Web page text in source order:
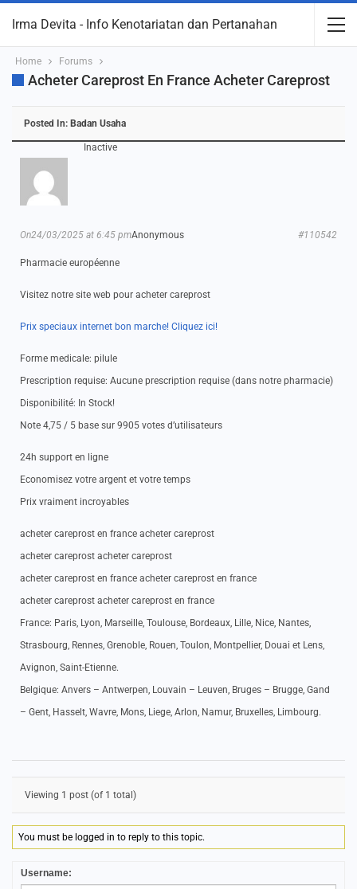
Irma Devita - Info Kenotariatan dan Pertanahan
Home Forums
Acheter Careprost En France Acheter Careprost
Posted In: Badan Usaha
Inactive
Anonymous
On24/03/2025 at 6:45 pm #110542
Pharmacie européenne
Visitez notre site web pour acheter careprost
Prix speciaux internet bon marche! Cliquez ici!
Forme medicale: pilule
Prescription requise: Aucune prescription requise (dans notre pharmacie)
Disponibilité: In Stock!
Note 4,75 / 5 base sur 9905 votes d’utilisateurs
24h support en ligne
Economisez votre argent et votre temps
Prix vraiment incroyables
acheter careprost en france acheter careprost
acheter careprost acheter careprost
acheter careprost en france acheter careprost en france
acheter careprost acheter careprost en france
France: Paris, Lyon, Marseille, Toulouse, Bordeaux, Lille, Nice, Nantes,
Strasbourg, Rennes, Grenoble, Rouen, Toulon, Montpellier, Douai et Lens,
Avignon, Saint-Etienne.
Belgique: Anvers – Antwerpen, Louvain – Leuven, Bruges – Brugge, Gand
– Gent, Hasselt, Wavre, Mons, Liege, Arlon, Namur, Bruxelles, Limbourg.
Viewing 1 post (of 1 total)
You must be logged in to reply to this topic.
Username: